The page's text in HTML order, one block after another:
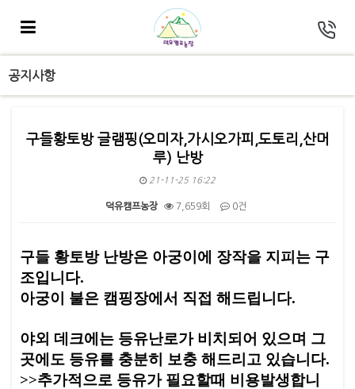
공지사항
구들황토방 글램핑(오미자,가시오가피,도토리,산머
루) 난방
21-11-25 16:22
덕유캠프농장 7,659회 0건
구들 황토방 난방은 아궁이에 장작을 지피는 구
조입니다.
아궁이 불은 캠핑장에서 직접 해드립니다.
야외 데크에는 등유난로가 비치되어 있으며 그
곳에도 등유를 충분히 보충 해드리고 있습니다.
>>추가적으로 등유가 필요할때 비용발생합니